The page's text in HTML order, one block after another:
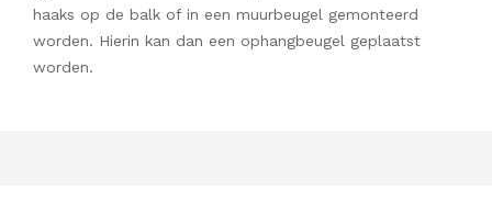
haaks op de balk of in een muurbeugel gemonteerd
worden. Hierin kan dan een ophangbeugel geplaatst
worden.